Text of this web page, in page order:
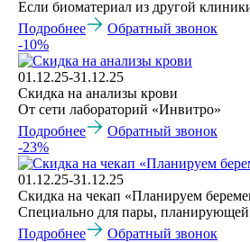
Если биоматериал из другой
Подробнее
Обратный звонок
-10%
01.12.25-31.12.25
Скидка на анализы крови
От сети лабораторий «Инвитро»
Подробнее
Обратный звонок
-23%
01.12.25-31.12.25
Скидка на чекап «Планируем
Специально для пары, планирующей
Подробнее
Обратный звонок